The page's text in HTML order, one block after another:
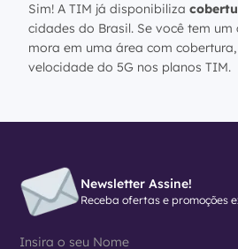
Sim! A TIM já disponibiliza
cidades do Brasil. Se você tem
mora em uma área com
velocidade do 5G nos planos TIM.
Newsletter Assine!
Receba ofertas e promoções